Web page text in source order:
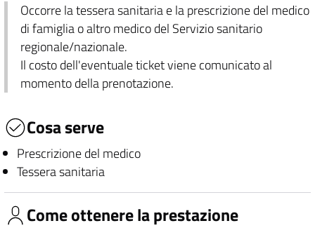
Occorre la tessera sanitaria e la prescrizione del medico
di famiglia o altro medico del Servizio sanitario
regionale/nazionale.
Il costo dell'eventuale ticket viene comunicato al
momento della prenotazione.
Cosa serve
Prescrizione del medico
Tessera sanitaria
Come ottenere la prestazione